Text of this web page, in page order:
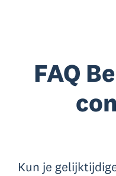
FAQ
Kun je